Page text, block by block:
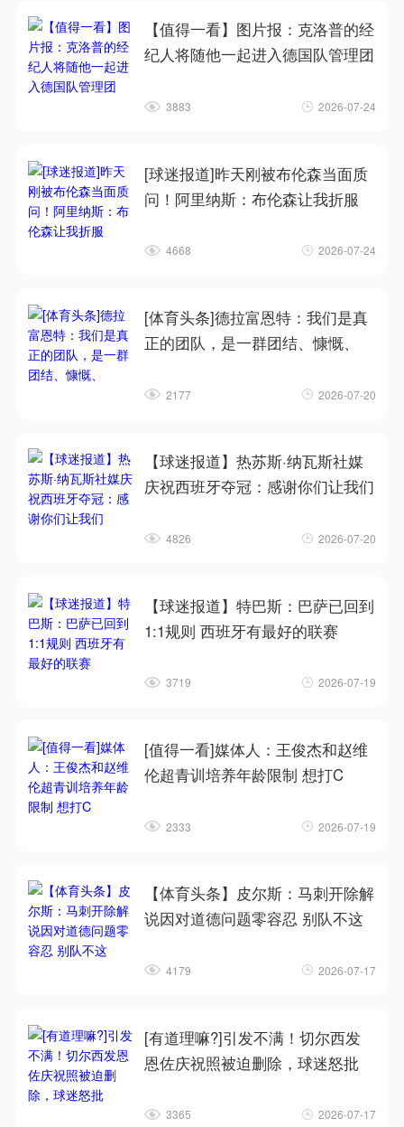
【值得一看】图片报：克洛普的经
纪人将随他一起进入德国队管理团
3883 2026-07-24
[球迷报道]昨天刚被布伦森当面质
问！阿里纳斯：布伦森让我折服
4668 2026-07-24
[体育头条]德拉富恩特：我们是真
正的团队，是一群团结、慷慨、
2177 2026-07-20
【球迷报道】热苏斯·纳瓦斯社媒
庆祝西班牙夺冠：感谢你们让我们
4826 2026-07-20
【球迷报道】特巴斯：巴萨已回到
1:1规则 西班牙有最好的联赛
3719 2026-07-19
[值得一看]媒体人：王俊杰和赵维
伦超青训培养年龄限制 想打C
2333 2026-07-19
【体育头条】皮尔斯：马刺开除解
说因对道德问题零容忍 别队不这
4179 2026-07-17
[有道理嘛?]引发不满！切尔西发
恩佐庆祝照被迫删除，球迷怒批
3365 2026-07-17